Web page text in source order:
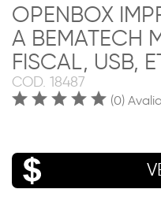
OPENBOX
A BEMATECH
FISCAL, USB,
COD. 18487
(0)